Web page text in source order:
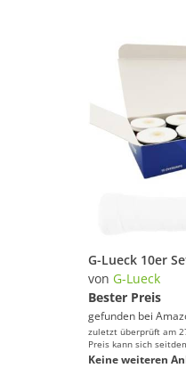
von G-Lueck
Bester Preis
gefunden bei
zuletzt überprüft am
Preis kann sich
Keine weiteren